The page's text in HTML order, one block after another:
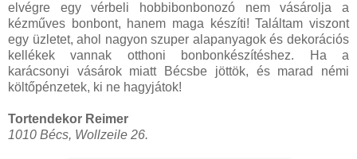
elvégre egy vérbeli hobbibonbonozó nem vásárolja a
kézműves bonbont, hanem maga készíti! Találtam viszont
egy üzletet, ahol nagyon szuper alapanyagok és dekorációs
kellékek vannak otthoni bonbonkészítéshez. Ha a
karácsonyi vásárok miatt Bécsbe jöttök, és marad némi
költőpénzetek, ki ne hagyjátok!
Tortendekor Reimer
1010 Bécs, Wollzeile 26.